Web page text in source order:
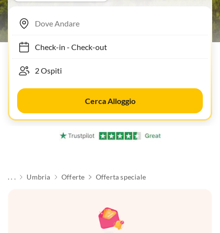
Check-in- Check-out
Cerca Alloggio
. . . Umbria Offerte Offerta speciale